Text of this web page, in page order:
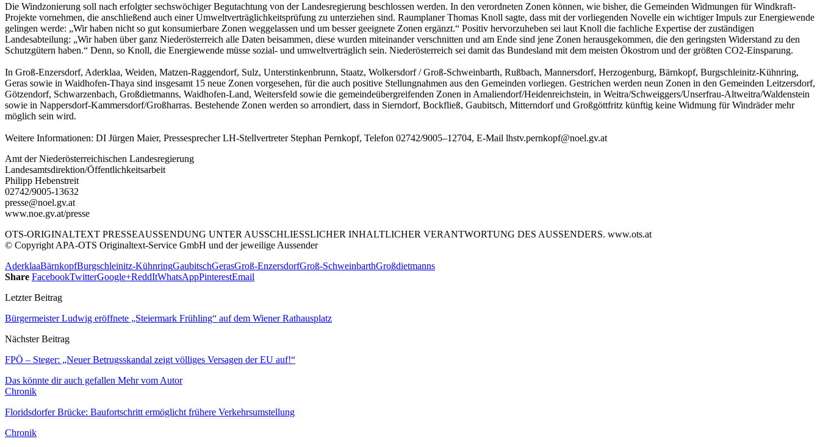
Die Windzonierung soll nach erfolgter sechswöchiger Begutachtung von der Landesregierung beschlossen werden. In den verordneten Zonen können, wie bisher, die Gemeinden Widmungen für Windkraft-
Projekte vornehmen, die anschließend auch einer Umweltverträglichkeitsprüfung zu unterziehen sind. Raumplaner Thomas Knoll sagte, dass mit der vorliegenden Novelle ein wichtiger Impuls zur Energiewende
gelingen werde: „Wir haben nicht so gut konsumierbare Zonen weggelassen und um besser geeignete Zonen ergänzt.“ Positiv hervorzuheben sei laut Knoll die fachliche Expertise der zuständigen
Landesabteilung: „Wir haben über ganz Niederösterreich alle Daten beisammen, diese wurden miteinander verschnitten und am Ende sind jene Zonen herausgekommen, die den geringsten Widerstand zu den
Schutzgütern haben.“ Denn, so Knoll, die Energiewende müsse sozial- und umweltverträglich sein. Niederösterreich sei damit das Bundesland mit dem meisten Ökostrom und der größten CO2-Einsparung.
In Groß-Enzersdorf, Aderklaa, Weiden, Matzen-Raggendorf, Sulz, Unterstinkenbrunn, Staatz, Wolkersdorf / Groß-Schweinbarth, Rußbach, Mannersdorf, Herzogenburg, Bärnkopf, Burgschleinitz-Kühnring,
Geras sowie in Waidhofen-Thaya sind insgesamt 15 neue Zonen vorgesehen, für die auch positive Stellungnahmen aus den Gemeinden vorliegen. Gestrichen werden neun Zonen in den Gemeinden Leitzersdorf,
Götzendorf, Schwarzenbach, Großdietmanns, Waidhofen-Land, Weitersfeld sowie die gemeindeübergreifenden Zonen in Amaliendorf/Heidenreichstein, in Weitra/Schweiggers/Unserfrau-Altweitra/Waldenstein
sowie in Nappersdorf-Kammersdorf/Großharras. Bestehende Zonen werden so arrondiert, dass in Sierndorf, Bockfließ, Gaubitsch, Mitterndorf und Großgöttfritz künftig keine Widmung für Windräder mehr
möglich sein wird.
Weitere Informationen: DI Jürgen Maier, Pressesprecher LH-Stellvertreter Stephan Pernkopf, Telefon 02742/9005–12704, E-Mail lhstv.pernkopf@noel.gv.at
Amt der Niederösterreichischen Landesregierung
Landesamtsdirektion/Öffentlichkeitsarbeit
Philipp Hebenstreit
02742/9005-13632
presse@noel.gv.at
www.noe.gv.at/presse
OTS-ORIGINALTEXT PRESSEAUSSENDUNG UNTER AUSSCHLIESSLICHER INHALTLICHER VERANTWORTUNG DES AUSSENDERS. www.ots.at
© Copyright APA-OTS Originaltext-Service GmbH und der jeweilige Aussender
AderklaaBärnkopfBurgschleinitz-KühnringGaubitschGerasGroß-EnzersdorfGroß-SchweinbarthGroßdietmanns
Share FacebookTwitterGoogle+ReddItWhatsAppPinterestEmail
Letzter Beitrag
Bürgermeister Ludwig eröffnete „Steiermark Frühling“ auf dem Wiener Rathausplatz
Nächster Beitrag
FPÖ – Steger: „Neuer Betrugsskandal zeigt völliges Versagen der EU auf!“
Das könnte dir auch gefallen Mehr vom Autor
Chronik
Floridsdorfer Brücke: Baufortschritt ermöglicht frühere Verkehrsumstellung
Chronik